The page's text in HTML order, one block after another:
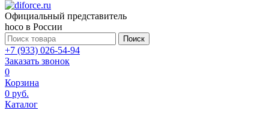
Официальный представитель
hoco в России
Поиск
+7 (933) 026-54-94
Заказать звонок
0
Корзина
0 руб.
Каталог